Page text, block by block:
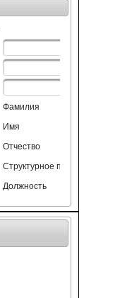
Фамилия
Имя
Отчество
Структурное подразделение
Должность